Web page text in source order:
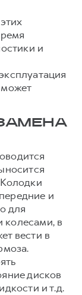
и
и
для
в
вести в
дисков
и т.д.